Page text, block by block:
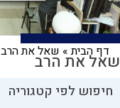
דף הבית» שאל את הרבשאל את הרב
חיפוש לפי קטגוריה